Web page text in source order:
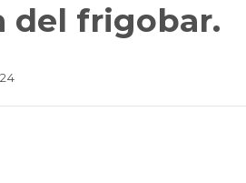
del frigobar.